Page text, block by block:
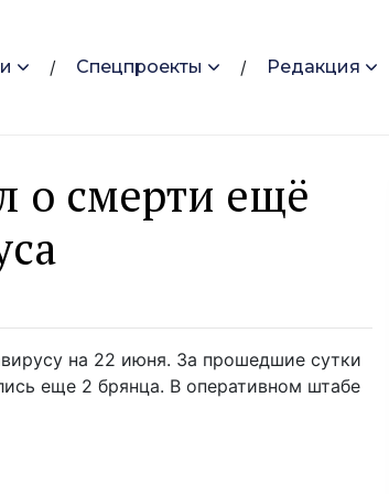
Спецпроекты Редакция
о смерти ещё
на 22 июня. За прошедшие сутки
еще 2 брянца. В оперативном штабе